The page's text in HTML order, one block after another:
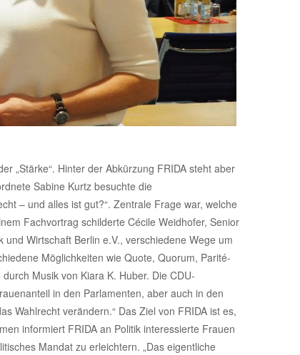
„Stärke“. Hinter der Abkürzung FRIDA steht aber
Sabine Kurtz besuchte die
– und alles ist gut?“. Zentrale Frage war, welche
Fachvortrag schilderte Cécile Weidhofer, Senior
Wirtschaft Berlin e.V., verschiedene Wege um
Möglichkeiten wie Quote, Quorum, Parité-
Musik von Kiara K. Huber. Die CDU-
in den Parlamenten, aber auch in den
Wahlrecht verändern.“ Das Ziel von FRIDA ist es,
informiert FRIDA an Politik interessierte Frauen
Mandat zu erleichtern. „Das eigentliche